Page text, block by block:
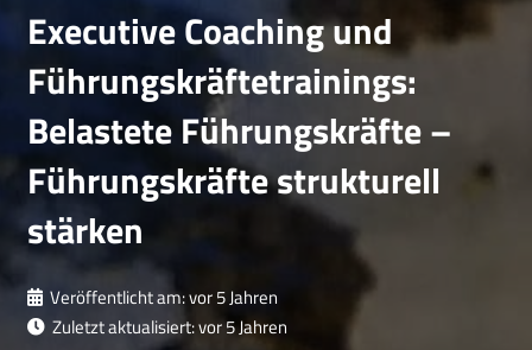
Executive Coaching und
Führungskräftetrainings:
Belastete Führungskräfte –
Führungskräfte strukturell
stärken
Veröffentlicht am:vor 5 Jahren
Zuletzt aktualisiert:vor 5 Jahren